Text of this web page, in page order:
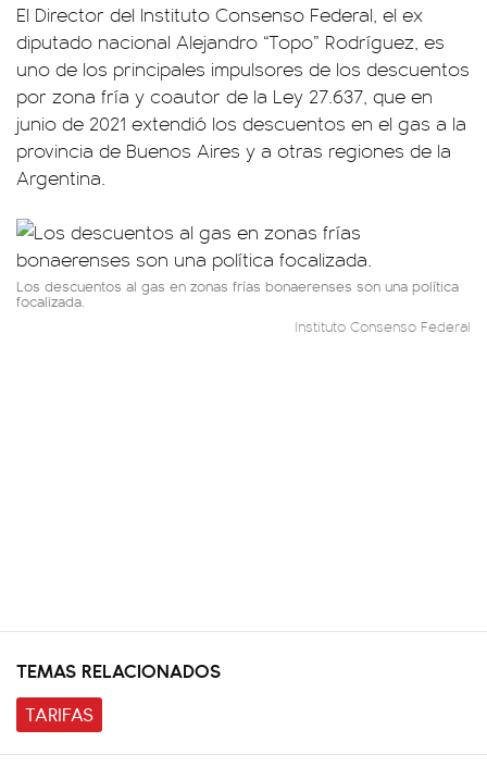
El Director del Instituto Consenso Federal, el ex
diputado nacional Alejandro “Topo” Rodríguez, es
uno de los principales impulsores de los descuentos
por zona fría y coautor de la Ley 27.637, que en
junio de 2021 extendió los descuentos en el gas a la
provincia de Buenos Aires y a otras regiones de la
Argentina.
Los descuentos al gas en zonas frías bonaerenses son una política
focalizada.
Instituto Consenso Federal
TEMAS RELACIONADOS
TARIFAS